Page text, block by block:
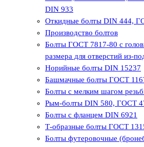
DIN 933
Откидные болты DIN 444,
Производство болтов
Болты ГОСТ 7817-80 с
размера для отверстий из-
Норийные болты DIN 15237
Башмачные болты ГОСТ
Болты с мелким шагом
Рым-болты DIN 580, ГОСТ
Болты с фланцем DIN 6921
Т-образные болты ГОСТ
Болты футеровочные